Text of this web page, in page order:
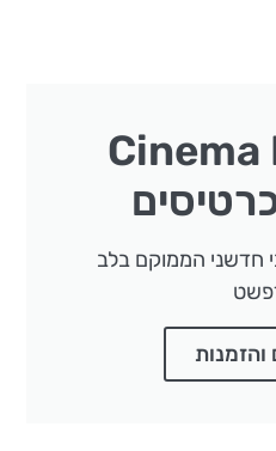
Cinema
חדשני הממוקם בלב